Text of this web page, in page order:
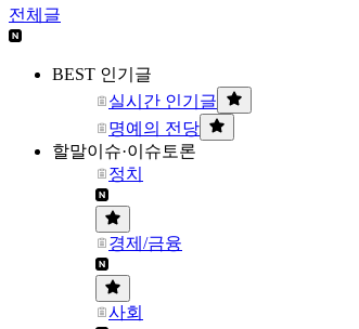
전체글
BEST 인기글
실시간 인기글
명예의 전당
할말이슈·이슈토론
정치
경제/금융
사회